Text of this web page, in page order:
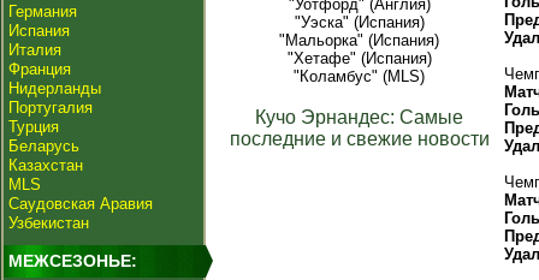
Германия
Испания
Италия
Франция
Нидерланды
Португалия
Турция
Беларусь
Казахстан
MLS
Саудовская Аравия
Узбекистан
МЕЖСЕЗОНЬЕ:
"Уотфорд" (Англия)
"Уэска" (Испания)
"Мальорка" (Испания)
"Хетафе" (Испания)
"Коламбус" (MLS)
Кучо Эрнандес: Самые
последние и свежие новости